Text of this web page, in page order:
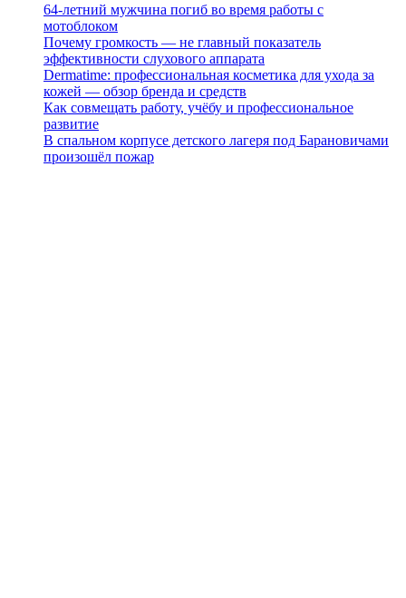
64-летний мужчина погиб во время работы с
мотоблоком
Почему громкость — не главный показатель
эффективности слухового аппарата
Dermatime: профессиональная косметика для ухода за
кожей — обзор бренда и средств
Как совмещать работу, учёбу и профессиональное
развитие
В спальном корпусе детского лагеря под Барановичами
произошёл пожар